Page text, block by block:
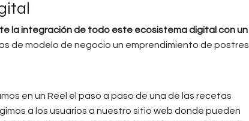
la integración de todo este ecosistema digital con un
de modelo de negocio un emprendimiento de postres
en un Reel el paso a paso de una de las recetas
a los usuarios a nuestro sitio web donde pueden